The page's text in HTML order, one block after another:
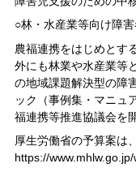
○林・水産業等向け障
農福連携をはじめとす
外にも林業や水産業等
の地域課題解決型の障
ック（事例集・マニュ
福連携等推進協議会を
厚生労働省の予算案は
https://